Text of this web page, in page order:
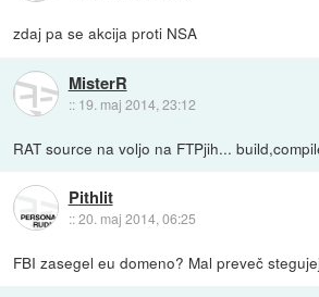
zdaj pa se akcija proti NSA
MisterR
:: 19. maj 2014, 23:12
RAT source na voljo na FTPjih...
Pithlit
::20. maj 2014, 06:25
FBI zasegel eu domeno? Mal preveč